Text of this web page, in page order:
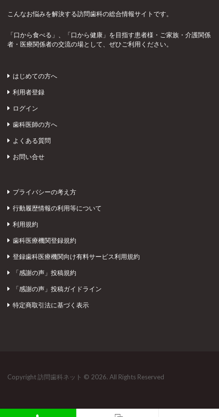
こんなお悩みを解決する訪問歯科の総合情報サイトです。
「口から食べる」、「口から健康」を目指す患者様・ご家族・介護関係
者・医療関係者の交流の場として、ぜひご利用ください。
はじめての方へ
利用者登録
ログイン
歯科医師の方へ
よくある質問
お問い合せ
プライバシーの考え方
行動履歴情報の利用等について
利用規約
歯科医療機関登録規約
登録歯科医療機関向け有料サービス利用規約
「感謝の声」投稿規約
「感謝の声」投稿ガイドライン
特定商取引法に基づく表示
Copyright 訪問歯科ネット © 2026. All Rights Reserved